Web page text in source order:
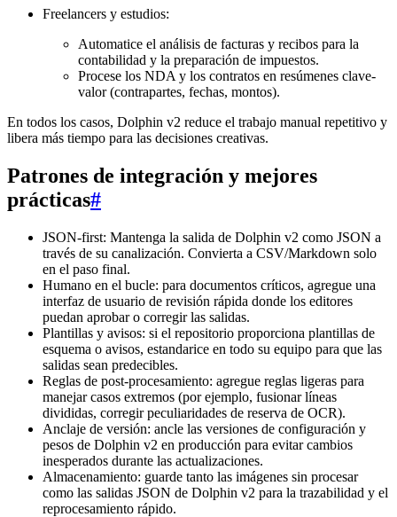
Freelancers y estudios:
Automatice el análisis de facturas y recibos para la
contabilidad y la preparación de impuestos.
Procese los NDA y los contratos en resúmenes clave-
valor (contrapartes, fechas, montos).
En todos los casos, Dolphin v2 reduce el trabajo manual repetitivo y
libera más tiempo para las decisiones creativas.
Patrones de integración y mejores
prácticas#
JSON-first: Mantenga la salida de Dolphin v2 como JSON a
través de su canalización. Convierta a CSV/Markdown solo
en el paso final.
Humano en el bucle: para documentos críticos, agregue una
interfaz de usuario de revisión rápida donde los editores
puedan aprobar o corregir las salidas.
Plantillas y avisos: si el repositorio proporciona plantillas de
esquema o avisos, estandarice en todo su equipo para que las
salidas sean predecibles.
Reglas de post-procesamiento: agregue reglas ligeras para
manejar casos extremos (por ejemplo, fusionar líneas
divididas, corregir peculiaridades de reserva de OCR).
Anclaje de versión: ancle las versiones de configuración y
pesos de Dolphin v2 en producción para evitar cambios
inesperados durante las actualizaciones.
Almacenamiento: guarde tanto las imágenes sin procesar
como las salidas JSON de Dolphin v2 para la trazabilidad y el
reprocesamiento rápido.